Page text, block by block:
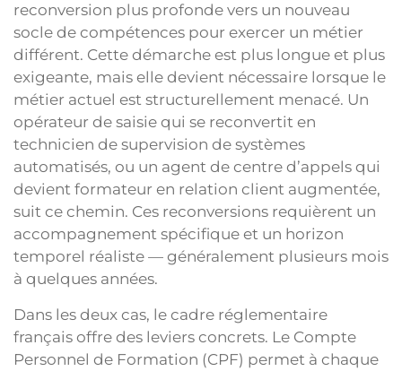
reconversion plus profonde vers un nouveau
socle de compétences pour exercer un métier
différent. Cette démarche est plus longue et plus
exigeante, mais elle devient nécessaire lorsque le
métier actuel est structurellement menacé. Un
opérateur de saisie qui se reconvertit en
technicien de supervision de systèmes
automatisés, ou un agent de centre d’appels qui
devient formateur en relation client augmentée,
suit ce chemin. Ces reconversions requièrent un
accompagnement spécifique et un horizon
temporel réaliste — généralement plusieurs mois
à quelques années.
Dans les deux cas, le cadre réglementaire
français offre des leviers concrets. Le Compte
Personnel de Formation (CPF) permet à chaque